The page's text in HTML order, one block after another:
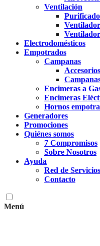
Ventilación
Electrodomésticos
Empotrados
Campanas
Accesorios
Encimeras a
Encimeras
Hornos
Generadores
Promociones
Quiénes somos
7 Compromisos
Sobre Nosotros
Ayuda
Red de
Contacto
Menú